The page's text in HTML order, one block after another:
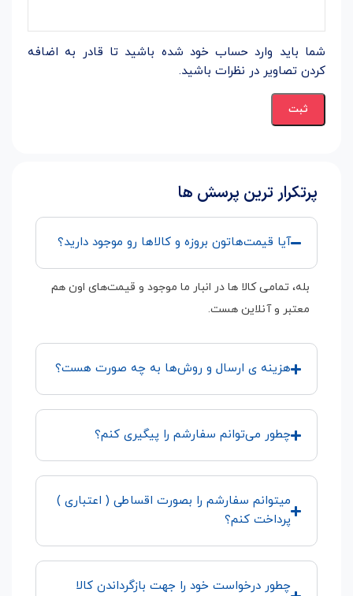
شما باید وارد حساب خود شده باشید تا قادر به اضافه
کردن تصاویر در نظرات باشید.
پرتکرار ترین پرسش ها
آیا قیمت‌هاتون بروزه و کالاها رو موجود دارید؟
بله، تمامی کالا ها در انبار ما موجود و قیمت‌های اون هم
معتبر و آنلاین هست.
هزینه ی ارسال و روش‌ها به چه صورت هست؟
چطور می‌توانم سفارشم را پیگیری کنم؟
میتوانم سفارشم را بصورت اقساطی ( اعتباری )
پرداخت کنم؟
چطور درخواست خود را جهت بازگرداندن کالا